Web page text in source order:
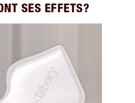
SES EFFETS?